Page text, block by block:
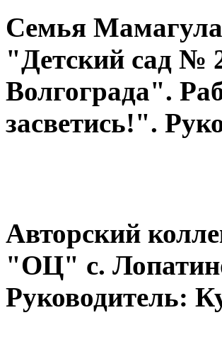
Семья
"Детский сад №
Волгограда".
засветись!".
Aвторский
"ОЦ" с.
Руководитель: